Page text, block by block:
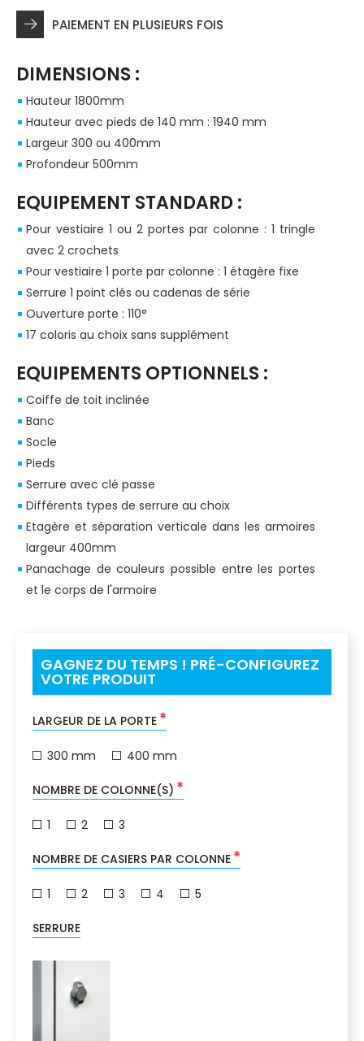
PAIEMENT EN PLUSIEURS FOIS
DIMENSIONS :
Hauteur 1800mm
Hauteur avec pieds de 140 mm : 1940 mm
Largeur 300 ou 400mm
Profondeur 500mm
EQUIPEMENT STANDARD :
Pour vestiaire 1 ou 2 portes par colonne : 1 tringle
avec 2 crochets
Pour vestiaire 1 porte par colonne : 1 étagère fixe
Serrure 1 point clés ou cadenas de série
Ouverture porte : 110°
17 coloris au choix sans supplément
EQUIPEMENTS OPTIONNELS :
Coiffe de toit inclinée
Banc
Socle
Pieds
Serrure avec clé passe
Différents types de serrure au choix
Etagère et séparation verticale dans les armoires
largeur 400mm
Panachage de couleurs possible entre les portes
et le corps de l'armoire
GAGNEZ DU TEMPS ! PRÉ-CONFIGUREZ
VOTRE PRODUIT
LARGEUR DE LA PORTE *
300 mm 400 mm
NOMBRE DE COLONNE(S) *
1 2 3
NOMBRE DE CASIERS PAR COLONNE *
1 2 3 4 5
SERRURE